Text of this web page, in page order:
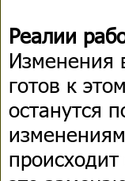
Реалии
Изменения
готов к
останутся